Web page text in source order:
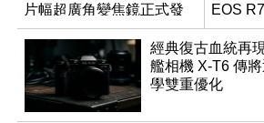
片幅超廣角變焦鏡正式發
表
EOS
速讀出
經典復古血統再
艦相機 X-T6 傳
學雙重優化